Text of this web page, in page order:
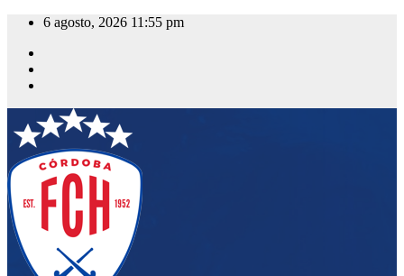
Saltar
contenido
6 agosto, 2026 11:55 pm